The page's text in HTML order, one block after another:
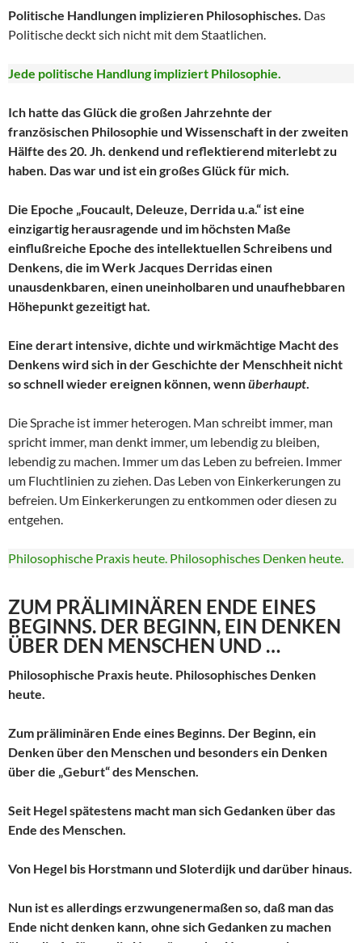
Politische Handlungen implizieren Philosophisches. Das
Politische deckt sich nicht mit dem Staatlichen.
Jede politische Handlung impliziert Philosophie.
Ich hatte das Glück die großen Jahrzehnte der
französischen Philosophie und Wissenschaft in der zweiten
Hälfte des 20. Jh. denkend und reflektierend miterlebt zu
haben. Das war und ist ein großes Glück für mich.
Die Epoche „Foucault, Deleuze, Derrida u.a.“ ist eine
einzigartig herausragende und im höchsten Maße
einflußreiche Epoche des intellektuellen Schreibens und
Denkens, die im Werk Jacques Derridas einen
unausdenkbaren, einen uneinholbaren und unaufhebbaren
Höhepunkt gezeitigt hat.
Eine derart intensive, dichte und wirkmächtige Macht des
Denkens wird sich in der Geschichte der Menschheit nicht
so schnell wieder ereignen können, wennüberhaupt.
Die Sprache ist immer heterogen. Man schreibt immer, man
spricht immer, man denkt immer, um lebendig zu bleiben,
lebendig zu machen. Immer um das Leben zu befreien. Immer
um Fluchtlinien zu ziehen. Das Leben von Einkerkerungen zu
befreien. Um Einkerkerungen zu entkommen oder diesen zu
entgehen.
Philosophische Praxis heute. Philosophisches Denken heute.
ZUM PRÄLIMINÄREN ENDE EINES
BEGINNS. DER BEGINN, EIN DENKEN
ÜBER DEN MENSCHEN UND …
Philosophische Praxis heute. Philosophisches Denken
heute.
Zum präliminären Ende eines Beginns. Der Beginn, ein
Denken über den Menschen und besonders ein Denken
über die „Geburt“ des Menschen.
Seit Hegel spätestens macht man sich Gedanken über das
Ende des Menschen.
Von Hegel bis Horstmann und Sloterdijk und darüber hinaus.
Nun ist es allerdings erzwungenermaßen so, daß man das
Ende nicht denken kann, ohne sich Gedanken zu machen